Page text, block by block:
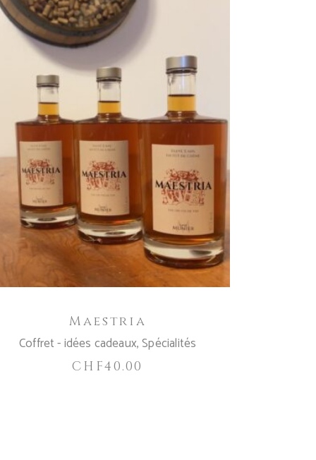
AJOUTER AU PANIER
Maestria
Coffret - idées cadeaux,Spécialités
CHF40.00